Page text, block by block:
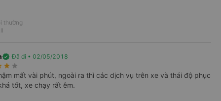
đáp các thắc mắc của khách hàng.
nghi, sang trọng, có wifi, khăn lạnh, nước
thường
verified Đã đi • 02/05/2018
star_rate star_rate
mất vài phút, ngoài ra thì các dịch vụ trên xe và thái độ phục
tốt, xe chạy rất êm.